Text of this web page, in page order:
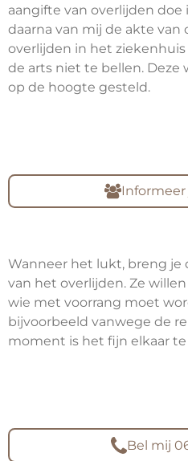
aangifte van overlijden doe
daarna van mij de akte van
overlijden in het
de arts niet te bellen.
op de hoogte gesteld.
Informeer
Wanneer het lukt, breng je
van het overlijden. Ze
wie met voorrang moet
bijvoorbeeld vanwege de
moment is het fijn elkaar
Bel mij